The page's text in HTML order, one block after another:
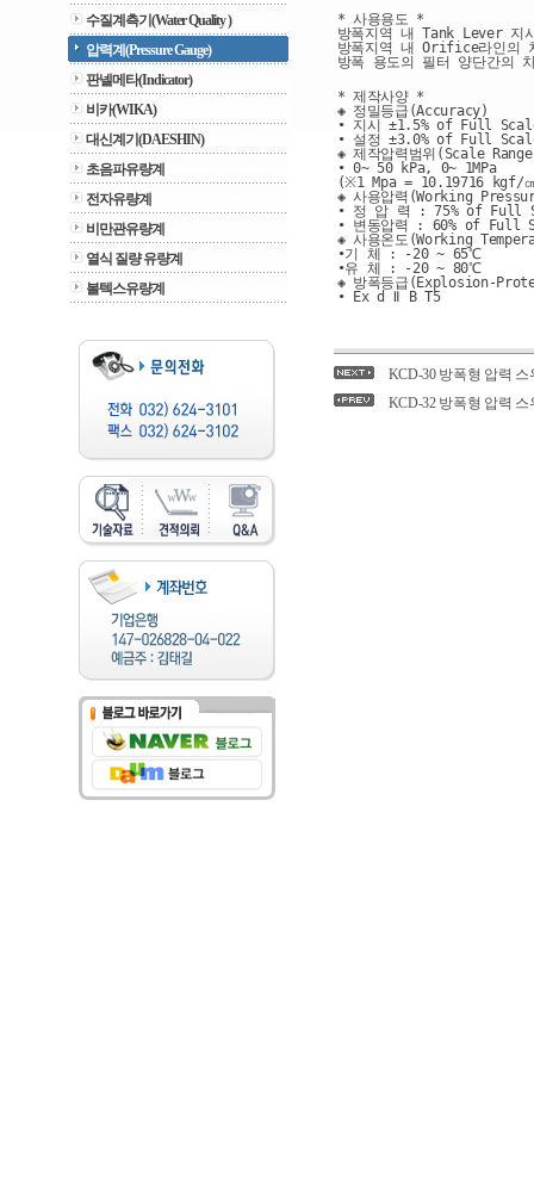
수질계측기(Water Quality )
압력계(Pressure Gauge)
판넬메타(Indicator)
비카(WIKA)
대신계기(DAESHIN)
초음파유량계
전자유량계
비만관유량계
열식 질량 유량계
볼텍스유량계
* 사용용도 *
방폭지역 내 Tank Lever
방폭지역 내 Orifice라인의
방폭 용도의 필터 양단간의
* 제작사양 *
◈ 정밀등급(Accuracy)
• 지시 ±1.5% of Full
• 설정 ±3.0% of Full
◈ 제작압력범위(Scale
• 0~ 50 kPa, 0~ 1MPa
(※1 Mpa = 10.19716 kgf/
◈ 사용압력(Working
• 정 압 력 : 75% of Full
• 변동압력 : 60% of Full
◈ 사용온도(Working
•기 체 : -20 ~ 65℃
•유 체 : -20 ~ 80℃
◈ 방폭등급(Explosion-
• Ex d ǁ B T5
KCD-30 방폭형 압력 스
KCD-32 방폭형 압력 스